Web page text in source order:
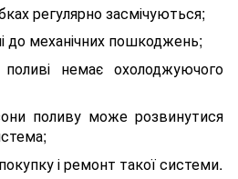
регулярно засмічуються;
до механічних пошкоджень;
немає охолоджуючого
поливу може розвинутися
і ремонт такої системи.